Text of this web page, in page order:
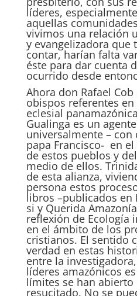
líderes,
aquellas
vivimos una relación
y evangelizadora que
contar, harían falta
éste para dar cuenta
ocurrido desde
Ahora don Rafael
obispos referentes
eclesial
Gualinga es un
universalmente – con
papa Francisco- en
de estos pueblos y
medio de ellos.
de esta alianza,
persona estos
libros –publicados en
si y Querida
reflexión de Ecología
en el ámbito de los
cristianos. El sentido
verdad en estas
entre la
líderes amazónicos
límites se han abierto
resucitado. No se